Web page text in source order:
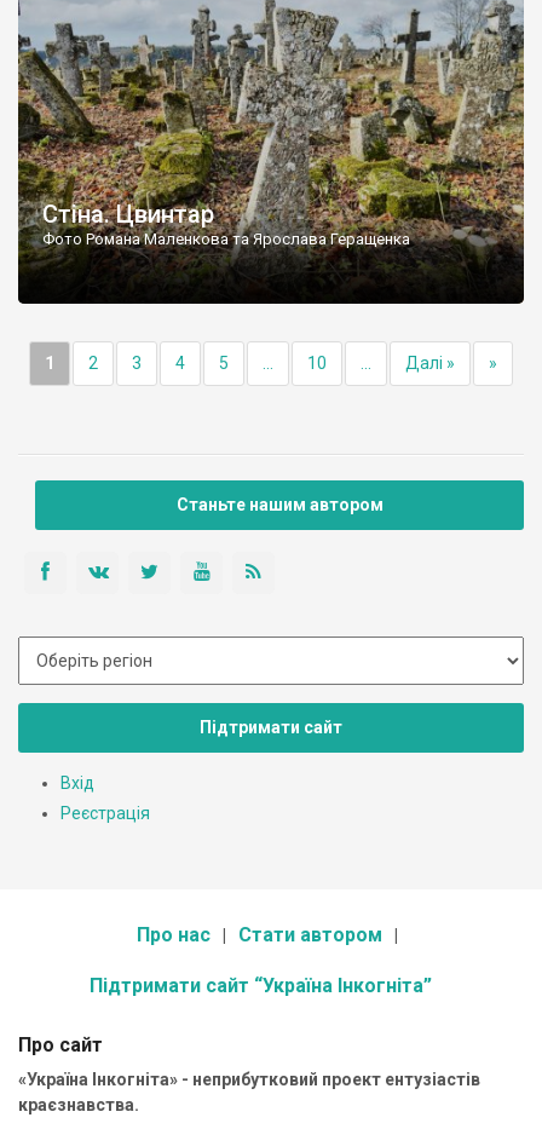
Стіна. Цвинтар
Фото Романа Маленкова та Ярослава Геращенка
1 2 3 4 5 10 Далі » »
Станьте нашим автором
Підтримати сайт
Вхід
Реєстрація
Про нас Стати автором
Підтримати сайт “Україна Інкогніта”
Про сайт
«Україна Інкогніта» - неприбутковий проект ентузіастів
краєзнавства.